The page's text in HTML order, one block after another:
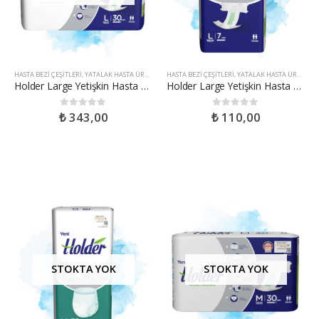
HASTA BEZI ÇEŞITLERI,YATALAK HASTA ÜRÜNLERI
Holder Large Yetişkin Hasta Bezi – 30 Adet
0 out of 5
₺343,00
HASTA BEZI ÇEŞITLERI,YATALAK HASTA ÜRÜNLERI
Holder Large Yetişkin Hasta Bezi – 7 Adet
0 out of 5
₺110,00
STOKTA YOK STOKTA YOK